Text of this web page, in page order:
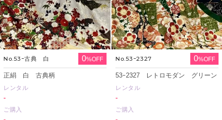
No.53ｰ古典 白 0%OFF
正絹 白 古典柄
レンタル
-
ご購入
No.53ｰ2327 0%OFF
53ｰ2327 レトロモダン グリーン
レンタル
-
ご購入